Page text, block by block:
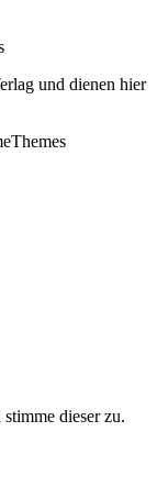
und dienen hier
stimme dieser zu.